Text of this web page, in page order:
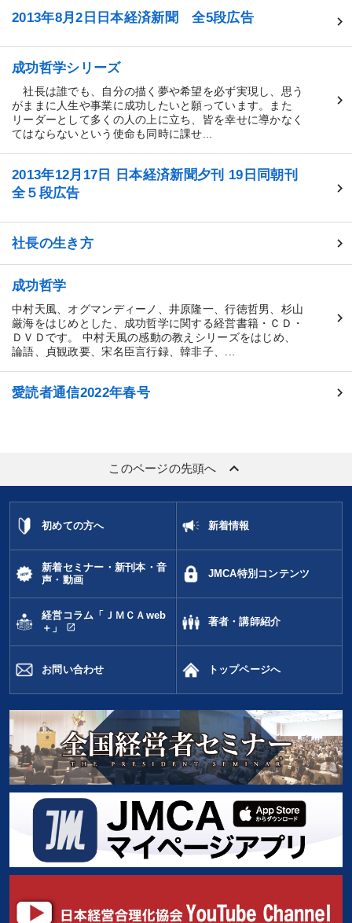
2013年8月2日日本経済新聞 全5段広告
成功哲学シリーズ
社長は誰でも、自分の描く夢や希望を必ず実現し、思う
がままに人生や事業に成功したいと願っています。また
リーダーとして多くの人の上に立ち、皆を幸せに導かなく
てはならないという使命も同時に課せ...
2013年12月17日 日本経済新聞夕刊 19日同朝刊
全５段広告
社長の生き方
成功哲学
中村天風、オグマンディーノ、井原隆一、行徳哲男、杉山
厳海をはじめとした、成功哲学に関する経営書籍・ＣＤ・
ＤＶＤです。 中村天風の感動の教えシリーズをはじめ、
論語、貞観政要、宋名臣言行録、韓非子、...
愛読者通信2022年春号
このページの先頭へ keyboard_arrow_up
初めての方へ 新着情報
新着セミナー・新刊本・音
声・動画
JMCA特別コンテンツ
経営コラム「ＪＭＣＡweb
＋」
open_in_new
著者・講師紹介
お問い合わせ トップページへ
人望の法則
14,850円〜